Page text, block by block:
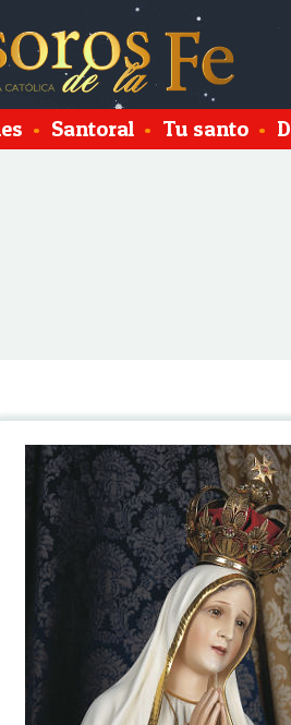
• Santoral • Tu santo •